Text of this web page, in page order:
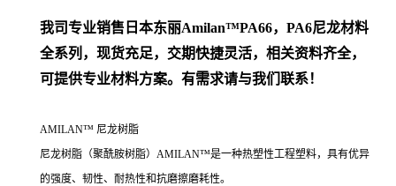
我司专业销售日本东丽Amilan™PA66，PA6尼龙材料
全系列，现货充足，交期快捷灵活，相关资料齐全，
可提供专业材料方案。有需求请与我们联系！
AMILAN™ 尼龙树脂
尼龙树脂（聚酰胺树脂）AMILAN™是一种热塑性工程塑料，具有优异
的强度、韧性、耐热性和抗磨擦磨耗性。